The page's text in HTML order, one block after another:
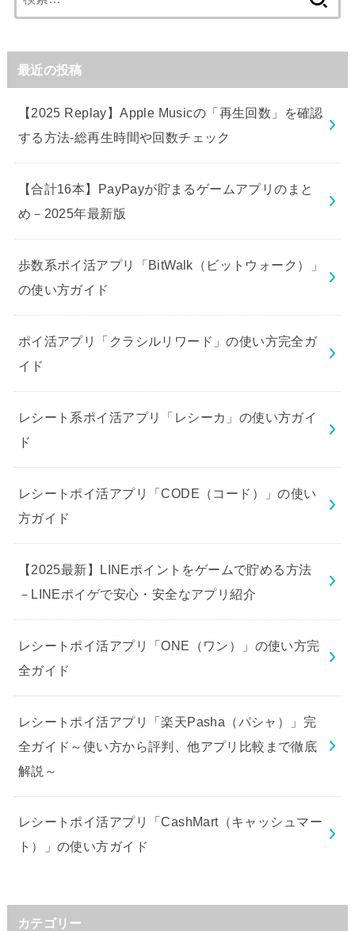
索:
最近の投稿
【2025 Replay】Apple Musicの「再生回数」を確認
する方法-総再生時間や回数チェック
【合計16本】PayPayが貯まるゲームアプリのまと
め－2025年最新版
歩数系ポイ活アプリ「BitWalk（ビットウォーク）」
の使い方ガイド
ポイ活アプリ「クラシルリワード」の使い方完全ガ
イド
レシート系ポイ活アプリ「レシーカ」の使い方ガイ
ド
レシートポイ活アプリ「CODE（コード）」の使い
方ガイド
【2025最新】LINEポイントをゲームで貯める方法
－LINEポイゲで安心・安全なアプリ紹介
レシートポイ活アプリ「ONE（ワン）」の使い方完
全ガイド
レシートポイ活アプリ「楽天Pasha（パシャ）」完
全ガイド～使い方から評判、他アプリ比較まで徹底
解説～
レシートポイ活アプリ「CashMart（キャッシュマー
ト）」の使い方ガイド
カテゴリー